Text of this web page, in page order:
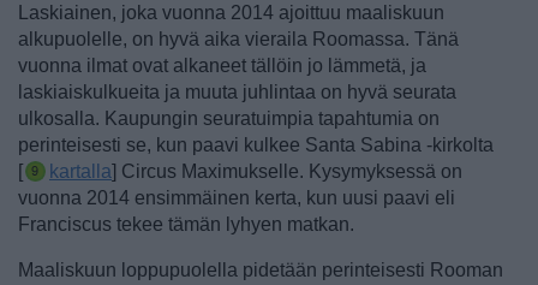
Laskiainen, joka vuonna 2014 ajoittuu maaliskuun
alkupuolelle, on hyvä aika vieraila Roomassa. Tänä
vuonna ilmat ovat alkaneet tällöin jo lämmetä, ja
laskiaiskulkueita ja muuta juhlintaa on hyvä seurata
ulkosalla. Kaupungin seuratuimpia tapahtumia on
perinteisesti se, kun paavi kulkee Santa Sabina -kirkolta
[
kartalla] Circus Maximukselle. Kysymyksessä on
vuonna 2014 ensimmäinen kerta, kun uusi paavi eli
Franciscus tekee tämän lyhyen matkan.
Maaliskuun loppupuolella pidetään perinteisesti Rooman